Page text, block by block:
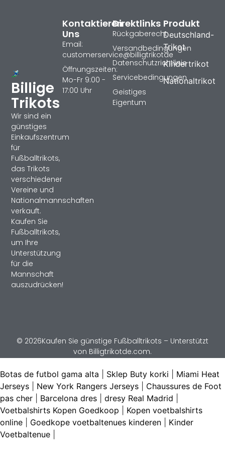
Billige
Trikots
Wir sind ein
günstiges
Einkaufszentrum
für
Fußballtrikots,
das Trikots
verschiedener
Vereine und
Nationalmannschaften
verkauft.
Kaufen Sie
Fußballtrikots,
um Ihre
Unterstützung
für die
Mannschaft
auszudrücken!
Produkt
Deutschland-
Trikot
Kindertrikot
Nationaltrikot
Direktlinks
Rückgaberecht
Versandbedingungen
Datenschutzrichtlinie
Servicebedingungen
Geistiges
Eigentum
Kontaktieren
Uns
Email:
customerservice@billigtrikotde
Öffnungszeiten:
Mo-Fr 9:00 -
17:00 Uhr
© 2026Kaufen Sie günstige Fußballtrikots – Unterstützt
von Billigtrikotde.com.
Botas de futbol gama alta Sklep Buty korki
Miami Heat
Jerseys
New York Rangers Jerseys
Chaussures de Foot
pas cher
Barcelona dres dresy Real Madrid
Voetbalshirts Kopen Goedkoop
Kopen voetbalshirts
online
Goedkope voetbaltenues kinderen
Kinder
Voetbaltenue